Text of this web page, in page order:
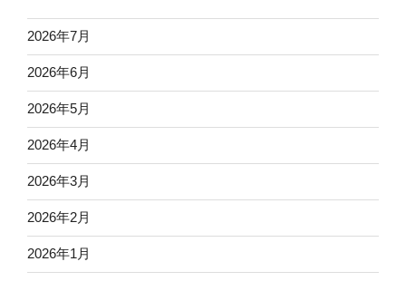
2026年7月
2026年6月
2026年5月
2026年4月
2026年3月
2026年2月
2026年1月